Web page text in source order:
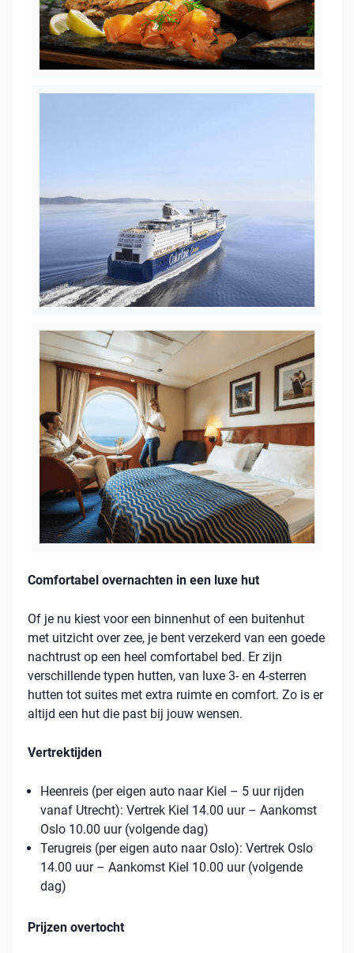
Comfortabel overnachten in een luxe hut
Of je nu kiest voor een binnenhut of een buitenhut
met uitzicht over zee, je bent verzekerd van een goede
nachtrust op een heel comfortabel bed. Er zijn
verschillende typen hutten, van luxe 3- en 4-sterren
hutten tot suites met extra ruimte en comfort. Zo is er
altijd een hut die past bij jouw wensen.
Vertrektijden
Heenreis (per eigen auto naar Kiel – 5 uur rijden
vanaf Utrecht): Vertrek Kiel 14.00 uur – Aankomst
Oslo 10.00 uur (volgende dag)
Terugreis (per eigen auto naar Oslo): Vertrek Oslo
14.00 uur – Aankomst Kiel 10.00 uur (volgende
dag)
Prijzen overtocht